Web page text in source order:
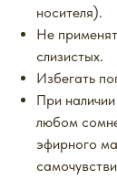
носителя).
Не
слизистых.
Избегать
При
любом
эфирного